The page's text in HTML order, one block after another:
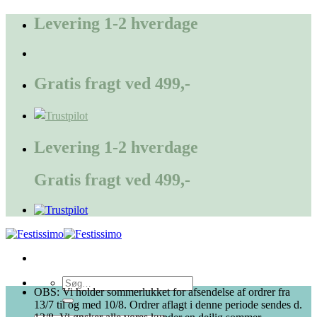
FortsætLevering 1-2 hverdage
Gratis fragt ved 499,-
Levering 1-2 hverdage
Gratis fragt ved 499,-
Søg
efter:
OBS: Vi holder sommerlukket for afsendelse af ordrer fra
13/7 til og med 10/8. Ordrer aflagt i denne periode sendes d.